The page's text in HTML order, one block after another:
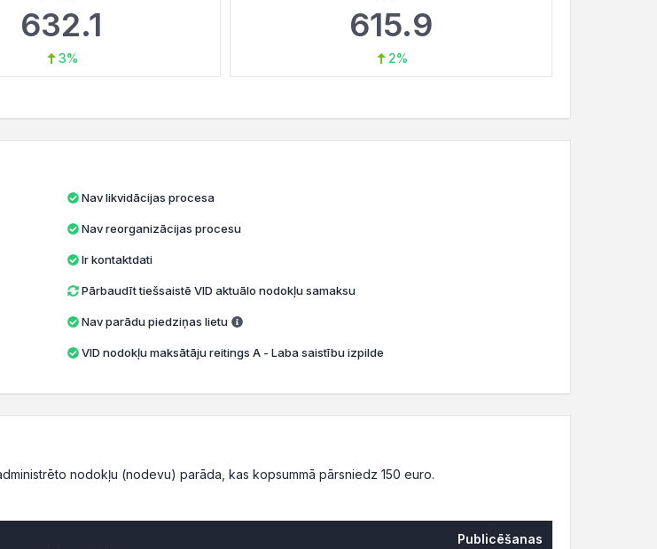
632.1
3%
615.9
2%
Nav likvidācijas procesa
Nav reorganizācijas procesu
Ir kontaktdati
Pārbaudīt tiešsaistē VID aktuālo nodokļu samaksu
Nav parādu piedziņas lietu
VID nodokļu maksātāju reitings A - Laba saistību izpilde
nodokļu (nodevu) parāda, kas kopsummā pārsniedz 150 euro.
Publicēšanas